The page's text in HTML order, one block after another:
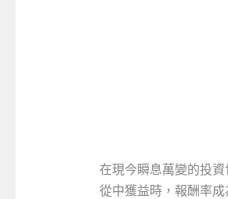
在現今瞬息萬變的投
從中獲益時，報酬率